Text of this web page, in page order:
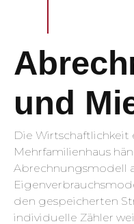
und
Die Wirtschaftlichkeit
Mehrfamilienhaus
Abrechnungsmodell
den gespeicherten
individuelle Zähler